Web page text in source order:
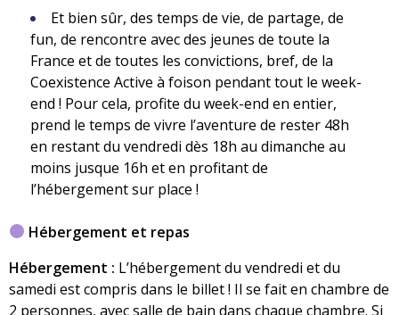
Et bien sûr, des temps de vie, de partage, de
fun, de rencontre avec des jeunes de toute la
France et de toutes les convictions, bref, de la
Coexistence Active à foison pendant tout le week-
end ! Pour cela, profite du week-end en entier,
prend le temps de vivre l’aventure de rester 48h
en restant du vendredi dès 18h au dimanche au
moins jusque 16h et en profitant de
l’hébergement sur place !
Hébergement et repas
Hébergement : L’hébergement du vendredi et du
samedi est compris dans le billet ! Il se fait en chambre de
2 personnes, avec salle de bain dans chaque chambre. Si